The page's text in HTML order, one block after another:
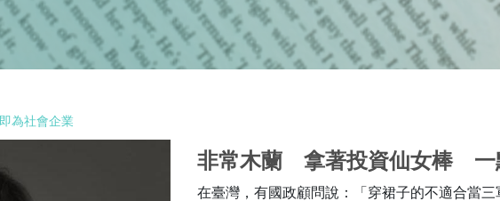
為社會企業
非常木蘭 拿著投資仙女棒 一
在臺灣，有國政顧問說：「穿裙子的不適合當三